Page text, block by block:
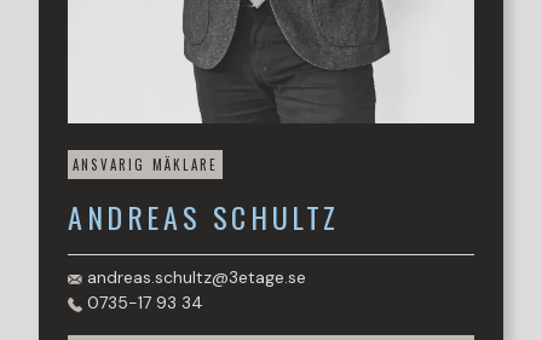
ANSVARIG MÄKLARE
ANDREAS SCHULTZ
andreas.schultz@3etage.se
0735-17 93 34